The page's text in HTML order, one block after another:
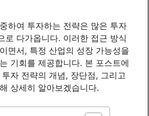
하여 투자하는 전략은 많은 투자
로 다가옵니다. 이러한 접근 방식
면서, 특정 산업의 성장 가능성을
기회를 제공합니다. 본 포스트에
자 전략의 개념, 장단점, 그리고
상세히 알아보겠습니다.